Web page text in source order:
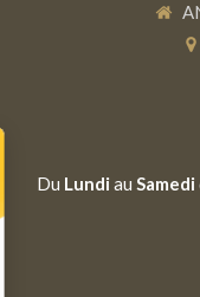
Du Lundi au Samedi